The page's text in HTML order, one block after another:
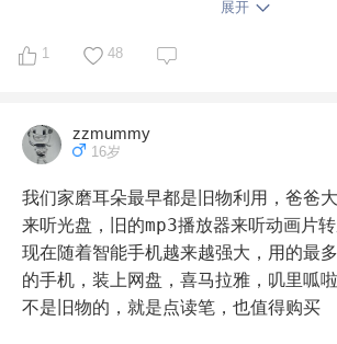
歌copy到这个文件夹里，宝贝也会时不
入的第四根点读笔依然是小达人，因为
以，16g的小达人在我们开始启蒙五个月
了，因为自己也代理小达人点读笔，所
自己又入了根32G的笔，所以，建议买小
次性买个大内存的，省的像我这么尴尬
下图是入第二根小达人前拍的一副全家
我现在是一个机器放英文，一个放中文
同样功能还有乐果播放器但我感觉还是不
用于连接手机听喜马拉雅。但我个人不太
3.熊猫CD面包机。
用于播放CD也是被大家提到最多的一款
展开
1 48
zzmummy
16岁
我们家磨耳朵最早都是旧物利用，爸爸
来听光盘，旧的mp3播放器来听动画片转
现在随着智能手机越来越强大，用的最
的手机，装上网盘，喜马拉雅，叽里呱
不是旧物的，就是点读笔，也值得购买